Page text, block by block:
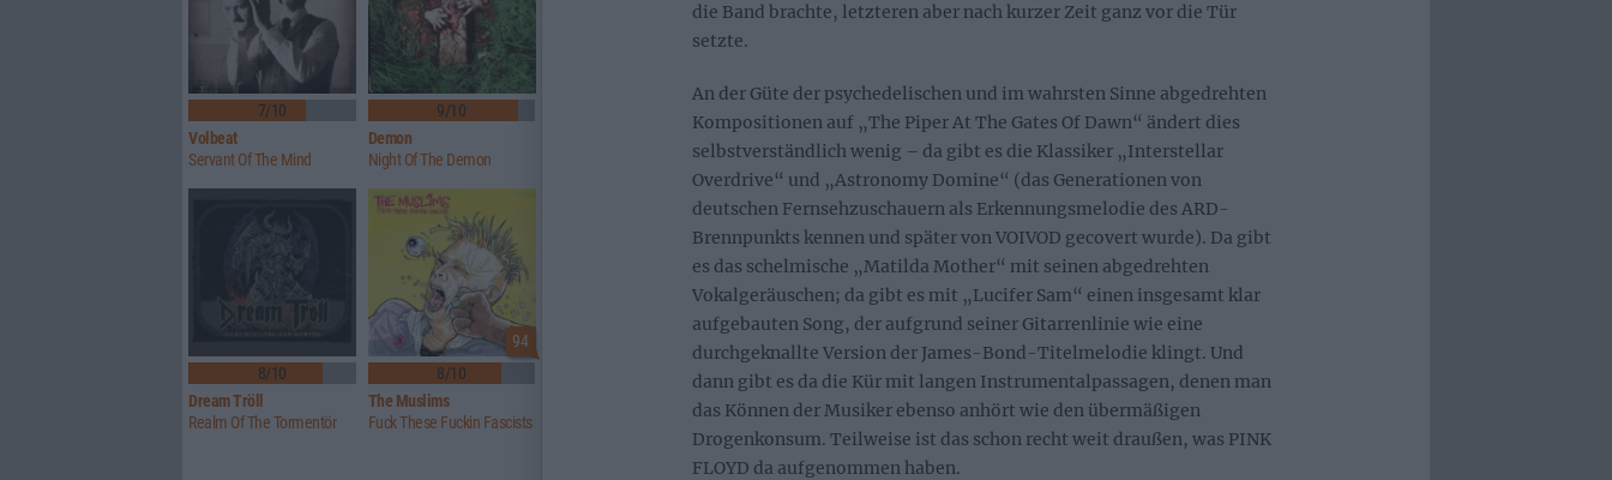
die Band brachte, letzteren aber nach kurzer Zeit ganz vor die Tür
setzte.
An der Güte der psychedelischen und im wahrsten Sinne abgedrehten
Kompositionen auf „The Piper At The Gates Of Dawn“ ändert dies
selbstverständlich wenig – da gibt es die Klassiker „Interstellar
Overdrive“ und „Astronomy Domine“ (das Generationen von
deutschen Fernsehzuschauern als Erkennungsmelodie des ARD-
Brennpunkts kennen und später von VOIVOD gecovert wurde). Da gibt
es das schelmische „Matilda Mother“ mit seinen abgedrehten
Vokalgeräuschen; da gibt es mit „Lucifer Sam“ einen insgesamt klar
aufgebauten Song, der aufgrund seiner Gitarrenlinie wie eine
durchgeknallte Version der James-Bond-Titelmelodie klingt. Und
dann gibt es da die Kür mit langen Instrumentalpassagen, denen man
das Können der Musiker ebenso anhört wie den übermäßigen
Drogenkonsum. Teilweise ist das schon recht weit draußen, was PINK
FLOYD da aufgenommen haben.
7/10
Volbeat
Servant Of The Mind
9/10
Demon
Night Of The Demon
8/10
Dream Tröll
Realm Of The Tormentör
94
8/10
The Muslims
Fuck These Fuckin Fascists